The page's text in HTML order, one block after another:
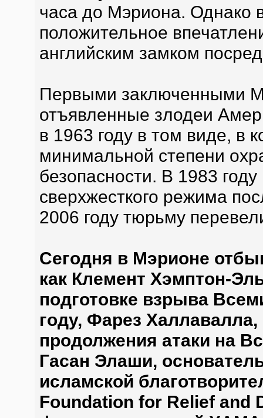
часа до Мэриона. Однако
положительное
английским замком
Первыми заключенными
отъявленные злодеи
в 1963 году в том виде, в
минимальной степени
безопасности. В 1983
сверхжесткого режима
2006 году тюрьму
Сегодня в Мэрионе
как Клемент Хэмптон-
подготовке взрыва
году, Фарез
продолжения атаки на
Гасан Элаши,
исламской
Foundation for Relief and